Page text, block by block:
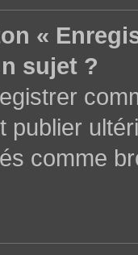
«
sujet ?
publier
comme